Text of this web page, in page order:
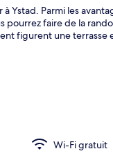
Ystad. Parmi les
faire de la
figurent une terrasse
Wi-Fi gratuit